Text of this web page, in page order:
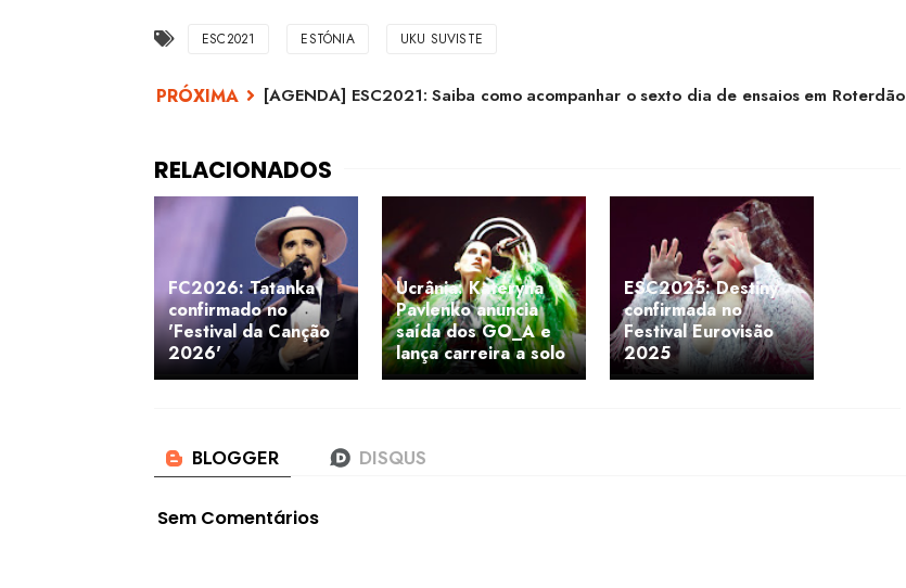
ESC2021 ESTÓNIA UKU SUVISTE
[AGENDA] ESC2021: Saiba como acompanhar o sexto dia de ensaios em Roterdão
FC2026: Tatanka
confirmado no
'Festival da Canção
2026'
Ucrânia: Kateryna
Pavlenko anuncia
saída dos GO_A e
lança carreira a solo
ESC2025: Destiny
confirmada no
Festival Eurovisão
2025
Sem Comentários